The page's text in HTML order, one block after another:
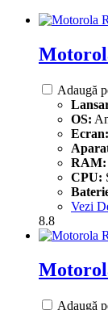
Adaugă
OS:
Ecran:
RAM:
CPU:
Vezi
8.8
Adaugă